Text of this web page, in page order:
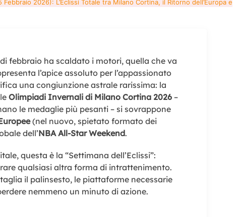
2026): L’Eclissi Totale tra Milano Cortina, il Ritorno dell’Europa e
febbraio ha scaldato i motori, quella che va
l’apice assoluto per l’appassionato
una congiunzione astrale rarissima: la
Olimpiadi Invernali di Milano Cortina 2026 –
le medaglie più pesanti – si sovrappone
(nel nuovo, spietato formato dei
dell’NBA All-Star Weekend.
questa è la “Settimana dell’Eclissi”:
qualsiasi altra forma di intrattenimento.
il palinsesto, le piattaforme necessarie
nemmeno un minuto di azione.